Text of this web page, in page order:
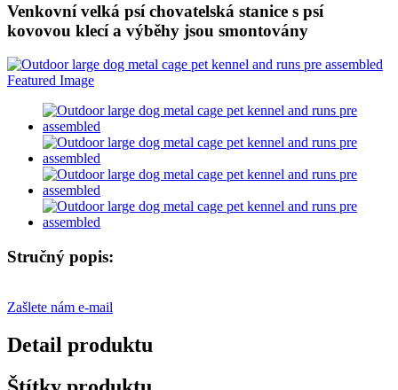
Venkovní velká psí chovatelská stanice s psí
kovovou klecí a výběhy jsou smontovány
Stručný popis:
Zašlete nám e-mail
Detail produktu